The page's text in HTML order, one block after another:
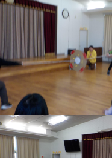
和7年度 新
いて
年8月27日
和6年度 保
年7月24日